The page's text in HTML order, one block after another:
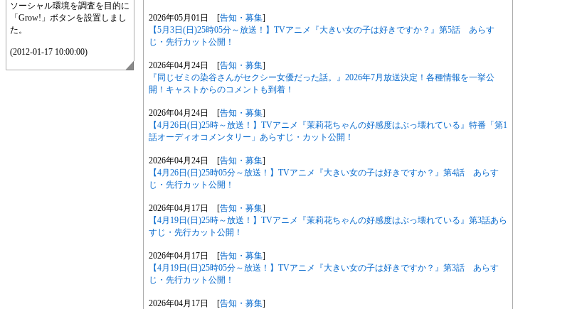
ソーシャル環境を調査を目的に
「Grow!」ボタンを設置しまし
た。
(2012-01-17 10:00:00)
2026年05月01日 [告知・募集]
【5月3日(日)25時05分～放送！】TVアニメ『大きい女の子は好きですか？』第5話 あらす
じ・先行カット公開！
2026年04月24日 [告知・募集]
『同じゼミの染谷さんがセクシー女優だった話。』2026年7月放送決定！各種情報を一挙公
開！キャストからのコメントも到着！
2026年04月24日 [告知・募集]
【4月26日(日)25時～放送！】TVアニメ『茉莉花ちゃんの好感度はぶっ壊れている』特番「第1
話オーディオコメンタリー」あらすじ・カット公開！
2026年04月24日 [告知・募集]
【4月26日(日)25時05分～放送！】TVアニメ『大きい女の子は好きですか？』第4話 あらす
じ・先行カット公開！
2026年04月17日 [告知・募集]
【4月19日(日)25時～放送！】TVアニメ『茉莉花ちゃんの好感度はぶっ壊れている』第3話あら
すじ・先行カット公開！
2026年04月17日 [告知・募集]
【4月19日(日)25時05分～放送！】TVアニメ『大きい女の子は好きですか？』第3話 あらす
じ・先行カット公開！
2026年04月17日 [告知・募集]